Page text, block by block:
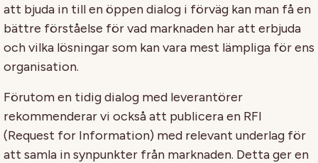
att bjuda in till en öppen dialog i förväg kan man få en
bättre förståelse för vad marknaden har att erbjuda
och vilka lösningar som kan vara mest lämpliga för ens
organisation.
Förutom en tidig dialog med leverantörer
rekommenderar vi också att publicera en RFI
(Request for Information) med relevant underlag för
att samla in synpunkter från marknaden. Detta ger en